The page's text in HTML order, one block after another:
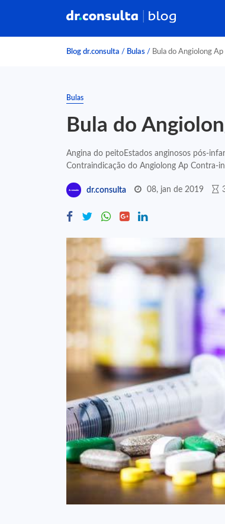
Blog dr.consulta / Bulas / Bula do Angiolong Ap
Bulas
Bula do
Angina do peitoEstados anginosos pós-
Contraindicação do Angiolong Ap Contra-
dr.consulta 08, jan de 2019